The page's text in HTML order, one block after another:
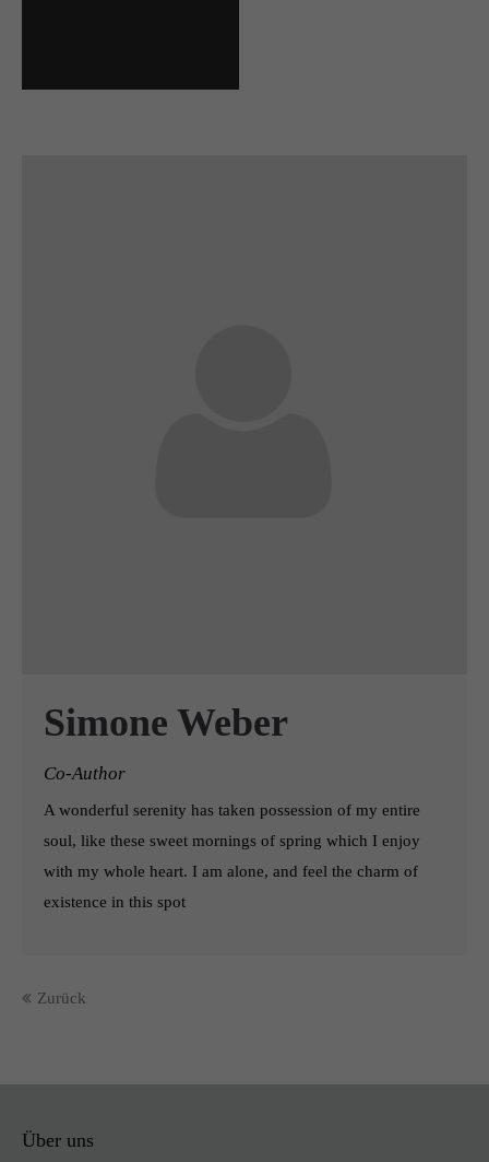
Simone Weber
Co-Author
A wonderful serenity has taken possession of my entire
soul, like these sweet mornings of spring which I enjoy
with my whole heart. I am alone, and feel the charm of
existence in this spot
Zurück
Über uns